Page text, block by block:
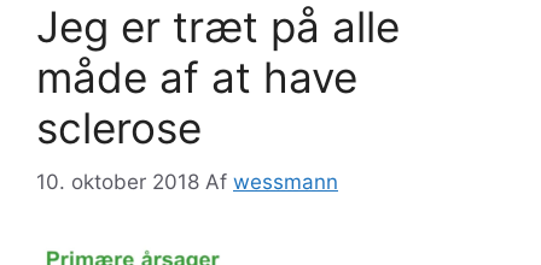
Jeg er træt på alle
måde af at have
sclerose
10. oktober 2018 Af wessmann